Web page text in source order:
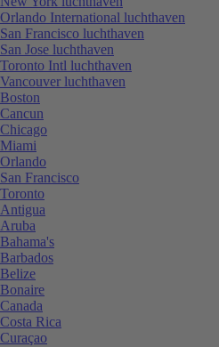
Orlando International luchthaven
San Francisco luchthaven
San Jose luchthaven
Toronto Intl luchthaven
Vancouver luchthaven
Boston
Cancun
Chicago
Miami
Orlando
San Francisco
Toronto
Antigua
Aruba
Bahama's
Barbados
Belize
Bonaire
Canada
Costa Rica
Curaçao